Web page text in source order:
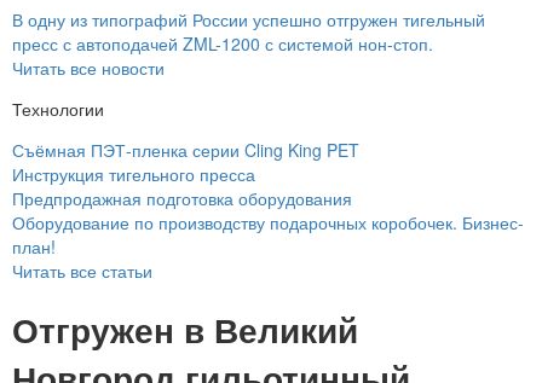
В одну из типографий России успешно отгружен тигельный
пресс с автоподачей ZML-1200 с системой нон-стоп.
Читать все новости
Технологии
Съёмная ПЭТ-пленка серии Cling King PET
Инструкция тигельного пресса
Предпродажная подготовка оборудования
Оборудование по производству подарочных коробочек. Бизнес-
план!
Читать все статьи
Отгружен в Великий